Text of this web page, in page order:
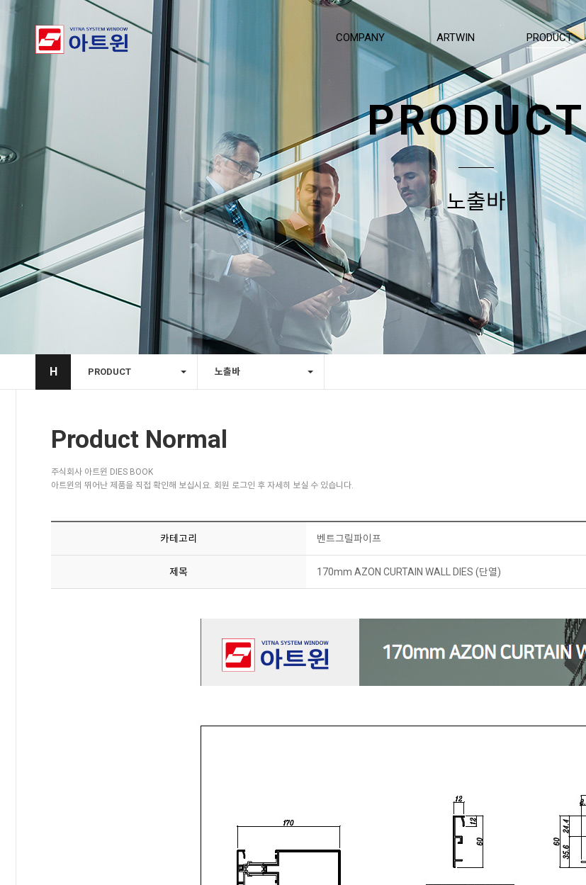
COMPANY ARTWIN PRODUCT
PRODUCT
노출바
H PRODUCT 노출바
Product Normal
주식회사 아트윈 DIES BOOK
아트윈의 뛰어난 제품을 직접 확인해 보십시요. 회원 로그인 후 자세히 보실 수 있습니다.
카테고리 벤트그릴파이프
제목 170mm AZON CURTAIN WALL DIES (단열)